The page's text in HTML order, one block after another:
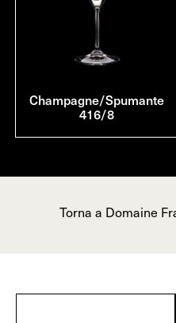
Champagne/Spumante
416/8
Torna a Domaine